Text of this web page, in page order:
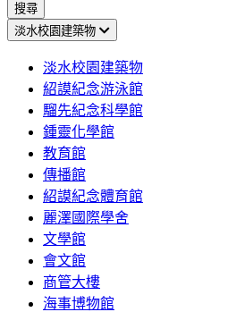
搜尋
淡水校園建築物
淡水校園建築物
紹謨紀念游泳館
騮先紀念科學館
鍾靈化學館
教育館
傳播館
紹謨紀念體育館
麗澤國際學舍
文學館
會文館
商管大樓
海事博物館